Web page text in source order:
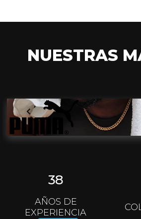
NUESTRAS
38
AÑOS DE
EXPERIENCIA